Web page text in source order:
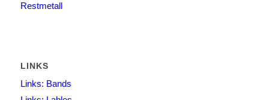
Restmetall
LINKS
Links: Bands